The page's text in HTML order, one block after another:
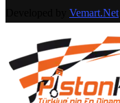
Vemart.Net